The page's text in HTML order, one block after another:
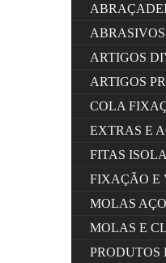
ABRASIVOS
ARTIGOS
ARTIGOS
COLA
EXTRAS E
FITAS
FIXAÇÃO E
MOLAS AÇO
MOLAS E
PRODUTOS